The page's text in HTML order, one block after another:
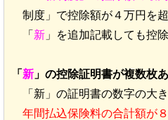
制度」で控除額が４万円を
「 新 」を追加記載しても控
「 新 」の控除証明書が複数枚
「新」の証明書の数字の大
年間払込保険料の合計額が